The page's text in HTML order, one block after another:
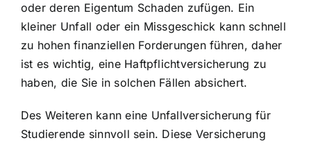
oder deren Eigentum Schaden zufügen. Ein
kleiner Unfall oder ein Missgeschick kann schnell
zu hohen finanziellen Forderungen führen, daher
ist es wichtig, eine Haftpflichtversicherung zu
haben, die Sie in solchen Fällen absichert.
Des Weiteren kann eine Unfallversicherung für
Studierende sinnvoll sein. Diese Versicherung